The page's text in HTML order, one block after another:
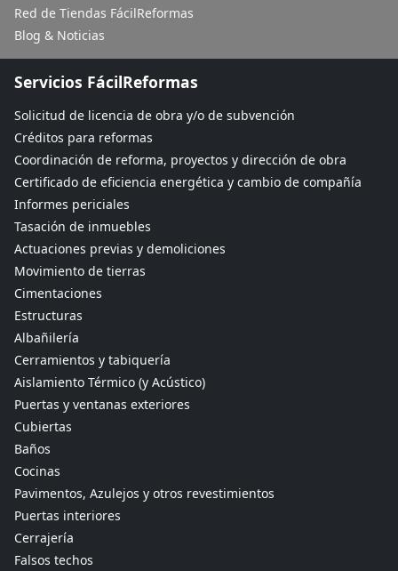
Red de Tiendas FácilReformas
Blog & Noticias
Servicios FácilReformas
Solicitud de licencia de obra y/o de subvención
Créditos para reformas
Coordinación de reforma, proyectos y dirección de obra
Certificado de eficiencia energética y cambio de compañía
Informes periciales
Tasación de inmuebles
Actuaciones previas y demoliciones
Movimiento de tierras
Cimentaciones
Estructuras
Albañilería
Cerramientos y tabiquería
Aislamiento Térmico (y Acústico)
Puertas y ventanas exteriores
Cubiertas
Baños
Cocinas
Pavimentos, Azulejos y otros revestimientos
Puertas interiores
Cerrajería
Falsos techos